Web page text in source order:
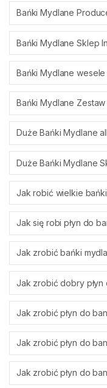
Bańki Mydlane
Bańki Mydlane Sklep
Bańki Mydlane wesele
Bańki Mydlane Zestaw
Duże Bańki Mydlane
Duże Bańki Mydlane
Jak robić wielkie
Jak się robi płyn do
Jak zrobić bańki
Jak zrobić dobry
Jak zrobić płyn do
Jak zrobić płyn do
Jak zrobić płyn do